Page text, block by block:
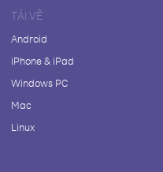
TẢI VỀ
Android
iPhone & iPad
Windows PC
Mac
Linux